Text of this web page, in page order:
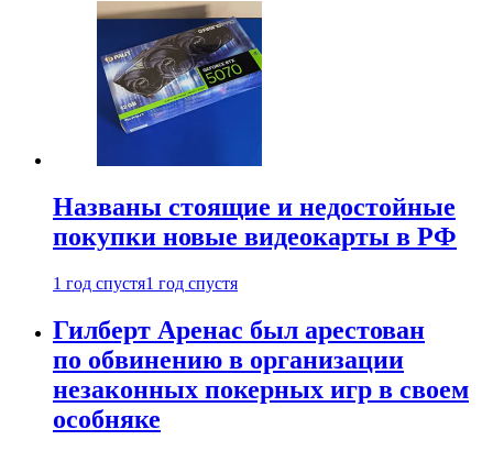
Названы стоящие и недостойные
покупки новые видеокарты в РФ
1 год спустя1 год спустя
Гилберт Аренас был арестован
по обвинению в организации
незаконных покерных игр в своем
особняке